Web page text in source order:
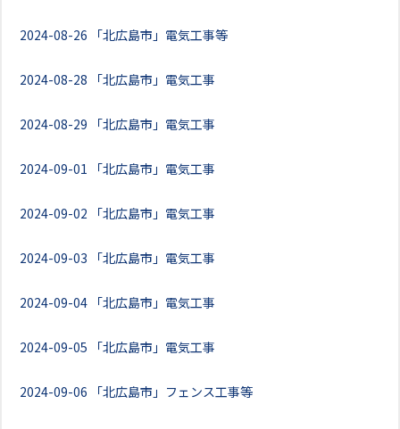
2024-08-26 「北広島市」電気工事等
2024-08-28 「北広島市」電気工事
2024-08-29 「北広島市」電気工事
2024-09-01 「北広島市」電気工事
2024-09-02 「北広島市」電気工事
2024-09-03 「北広島市」電気工事
2024-09-04 「北広島市」電気工事
2024-09-05 「北広島市」電気工事
2024-09-06 「北広島市」フェンス工事等